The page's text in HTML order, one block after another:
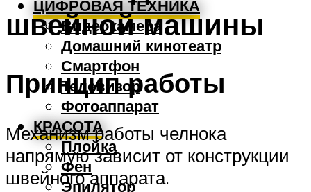
ЦИФРОВАЯ ТЕХНИКА
Видеокамера
Домашний кинотеатр
Смартфон
Телевизор
Фотоаппарат
КРАСОТА
Плойка
Фен
Эпилятор
швейной машины
Принцип работы
Механизм работы челнока
напрямую зависит от конструкции
швейного аппарата.